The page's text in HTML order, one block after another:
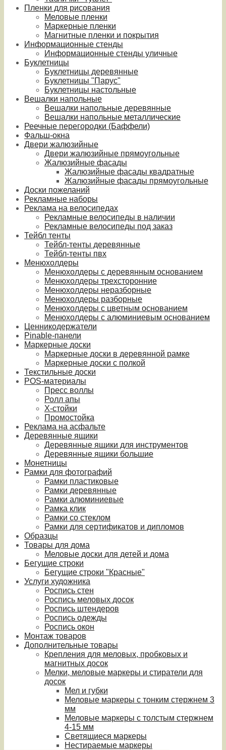
Пленки для рисования
Меловые пленки
Маркерные пленки
Магнитные пленки и покрытия
Информационные стенды
Информационные стенды уличные
Буклетницы
Буклетницы деревянные
Буклетницы "Парус"
Буклетницы настольные
Вешалки напольные
Вешалки напольные деревянные
Вешалки напольные металлические
Реечные перегородки (Баффели)
Фальш-окна
Двери жалюзийные
Двери жалюзийные прямоугольные
Жалюзийные фасады
Жалюзийные фасады квадратные
Жалюзийные фасады прямоугольные
Доски пожеланий
Рекламные наборы
Реклама на велосипедах
Рекламные велосипеды в наличии
Рекламные велосипеды под заказ
Тейбл тенты
Тейбл-тенты деревянные
Тейбл-тенты пвх
Менюхолдеры
Менюхолдеры с деревянным основанием
Менюхолдеры трехсторонние
Менюхолдеры неразборные
Менюхолдеры разборные
Менюхолдеры с цветным основанием
Менюхолдеры с алюминиевым основанием
Ценникодержатели
Pinable-панели
Маркерные доски
Маркерные доски в деревянной рамке
Маркерные доски с полкой
Текстильные доски
POS-материалы
Пресс воллы
Ролл апы
Х-стойки
Промостойка
Реклама на асфальте
Деревянные ящики
Деревянные ящики для инструментов
Деревянные ящики большие
Монетницы
Рамки для фотографий
Рамки пластиковые
Рамки деревянные
Рамки алюминиевые
Рамка клик
Рамки со стеклом
Рамки для сертификатов и дипломов
Образцы
Товары для дома
Меловые доски для детей и дома
Бегущие строки
Бегущие строки "Красные"
Услуги художника
Роспись стен
Роспись меловых досок
Роспись штендеров
Роспись одежды
Роспись окон
Монтаж товаров
Дополнительные товары
Крепления для меловых, пробковых и
магнитных досок
Мелки, меловые маркеры и стиратели для
досок
Мел и губки
Меловые маркеры с тонким стержнем 3
мм
Меловые маркеры с толстым стержнем
4-15 мм
Светящиеся маркеры
Нестираемые маркеры